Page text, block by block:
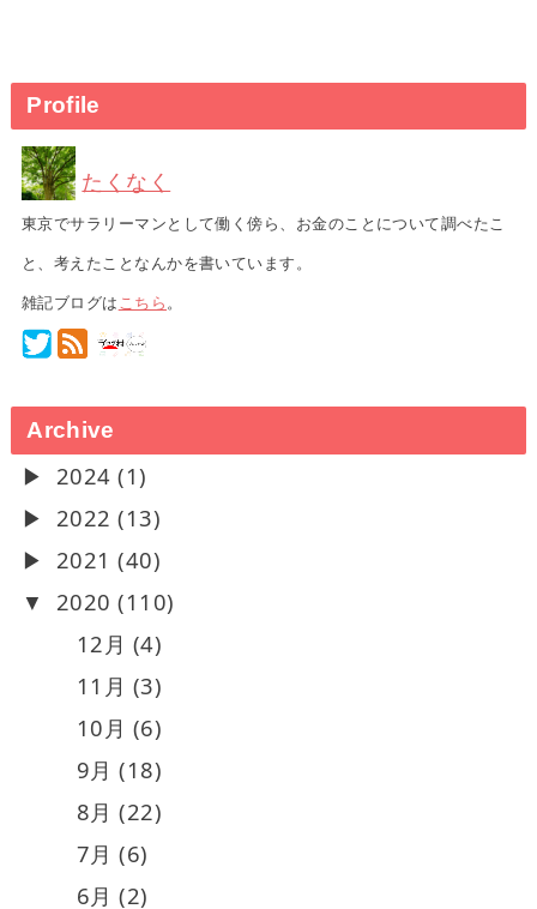
Profile
たくなく
東京でサラリーマンとして働く傍ら、お金のことについて調べたこ
と、考えたことなんかを書いています。
雑記ブログはこちら。
Archive
2024 (1)
2022 (13)
2021 (40)
2020 (110)
12月 (4)
11月 (3)
10月 (6)
9月 (18)
8月 (22)
7月 (6)
6月 (2)